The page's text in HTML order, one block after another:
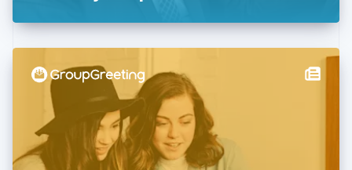
Hongkong SAR, China
English
India
English
Italië
English
Japan
English